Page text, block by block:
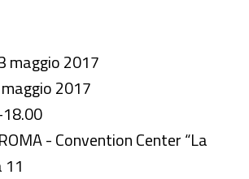
maggio 2017
2017
ROMA - Convention Center “La